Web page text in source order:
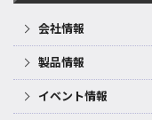
会社情報
製品情報
イベント情報